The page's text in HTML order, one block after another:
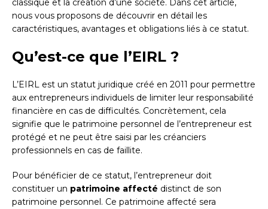
classique et la création d’une société. Dans cet article,
nous vous proposons de découvrir en détail les
caractéristiques, avantages et obligations liés à ce statut.
Qu’est-ce que l’EIRL ?
L’EIRL est un statut juridique créé en 2011 pour permettre
aux entrepreneurs individuels de limiter leur responsabilité
financière en cas de difficultés. Concrètement, cela
signifie que le patrimoine personnel de l’entrepreneur est
protégé et ne peut être saisi par les créanciers
professionnels en cas de faillite.
Pour bénéficier de ce statut, l’entrepreneur doit
constituer un patrimoine affecté distinct de son
patrimoine personnel. Ce patrimoine affecté sera